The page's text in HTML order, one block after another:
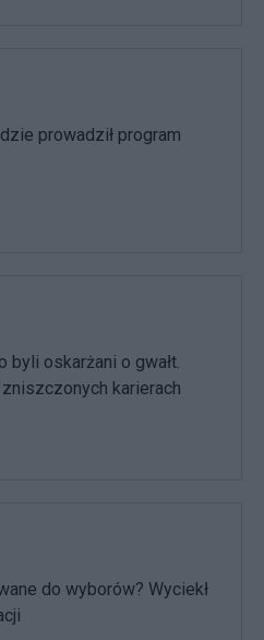
prowadził program
byli oskarżani o gwałt.
karierach
do wyborów? Wyciekł